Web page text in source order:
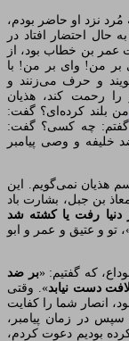
نزد او حاضر بودم،
احتضار افتاد در
عمر بن خطاب بود، از
بر من! واى بر من! با
و حرف مى‏‌زنند و
رحمت کند، هذیان
بلند کرده‏‌اى؟ گفت:
گفتم: چه کسى؟ گفت:
خلیفه و وصى پیامبر
هذیان نمى‏‌گویم. این
بن جبل، بشارت باد
دنیا رفت یا کشته شد
تو و عتیق و عمر و ابو
که گفتیم: «بر ضد
دست نیابد». وقتى
انصار شما را کفایت
در زمان پیامبر،
بودیم دعوت کردم،